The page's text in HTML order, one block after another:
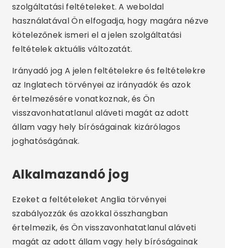
szolgáltatási feltételeket. A weboldal
használatával Ön elfogadja, hogy magára nézve
kötelezőnek ismeri el a jelen szolgáltatási
feltételek aktuális változatát.
Irányadó jog A jelen feltételekre és feltételekre
az Inglatech törvényei az irányadók és azok
értelmezésére vonatkoznak, és Ön
visszavonhatatlanul aláveti magát az adott
állam vagy hely bíróságainak kizárólagos
joghatóságának.
Alkalmazandó jog
Ezeket a feltételeket Anglia törvényei
szabályozzák és azokkal összhangban
értelmezik, és Ön visszavonhatatlanul aláveti
magát az adott állam vagy hely bíróságainak